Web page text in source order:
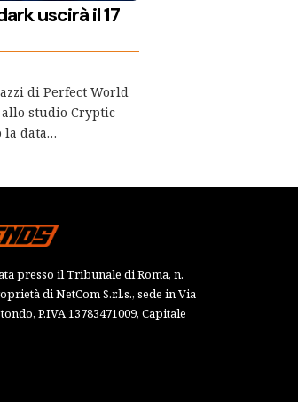
uscirà il 17
di Perfect World
studio Cryptic
la data…
presso il Tribunale di Roma, n.
di NetCom S.r.l.s., sede in Via
P.IVA 13783471009, Capitale